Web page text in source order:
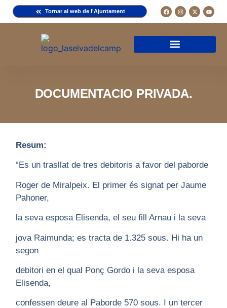
Tornar al web de l'Ajuntament
DOCUMENTACIO PRIVADA.
Resum:
“Es un trasllat de tres debitoris a favor del paborde
Roger de Miralpeix. El primer és signat per Jaume
Pahoner,
la seva esposa Elisenda, el seu fill Arnau i la seva
jova Raimunda; es tracta de 1.325 sous. Hi ha un
segon
debitori en el qual Ponç Gordo i la seva esposa
Elisenda,
confessen deure al Paborde 570 sous. I un tercer